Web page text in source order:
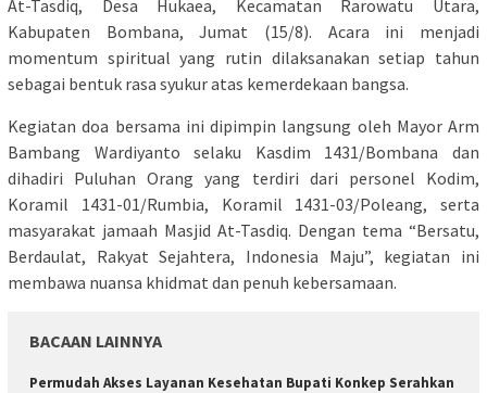
At-Tasdiq, Desa Hukaea, Kecamatan Rarowatu Utara,
Kabupaten Bombana, Jumat (15/8). Acara ini menjadi
momentum spiritual yang rutin dilaksanakan setiap tahun
sebagai bentuk rasa syukur atas kemerdekaan bangsa.
Kegiatan doa bersama ini dipimpin langsung oleh Mayor Arm
Bambang Wardiyanto selaku Kasdim 1431/Bombana dan
dihadiri Puluhan Orang yang terdiri dari personel Kodim,
Koramil 1431-01/Rumbia, Koramil 1431-03/Poleang, serta
masyarakat jamaah Masjid At-Tasdiq. Dengan tema “Bersatu,
Berdaulat, Rakyat Sejahtera, Indonesia Maju”, kegiatan ini
membawa nuansa khidmat dan penuh kebersamaan.
BACAAN LAINNYA
Permudah Akses Layanan Kesehatan Bupati Konkep Serahkan